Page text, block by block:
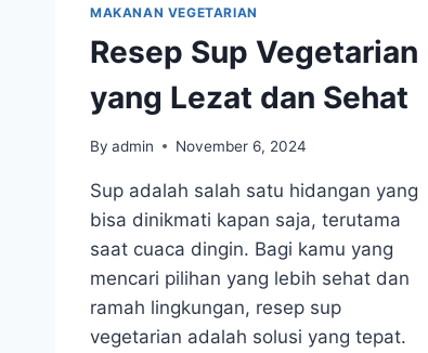
MAKANAN VEGETARIAN
Resep Sup Vegetarian
yang Lezat dan Sehat
By admin November 6, 2024
Sup adalah salah satu hidangan yang
bisa dinikmati kapan saja, terutama
saat cuaca dingin. Bagi kamu yang
mencari pilihan yang lebih sehat dan
ramah lingkungan, resep sup
vegetarian adalah solusi yang tepat.